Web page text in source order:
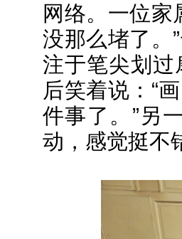
网络。一位家
没那么堵了。
注于笔尖划
后笑着说：“
件事了。”另
动，感觉挺不